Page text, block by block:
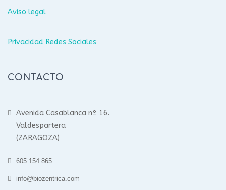
Aviso legal
Privacidad Redes Sociales
CONTACTO
Avenida Casablanca nº 16.
Valdespartera
(ZARAGOZA)
605 154 865
info@biozentrica.com